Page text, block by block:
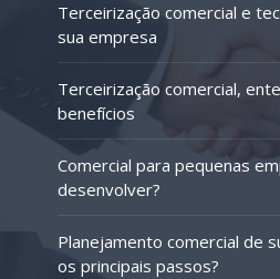
Terceirização comercial e
sua empresa
Terceirização comercial,
benefícios
Comercial para pequenas
desenvolver?
Planejamento comercial de
os principais passos?